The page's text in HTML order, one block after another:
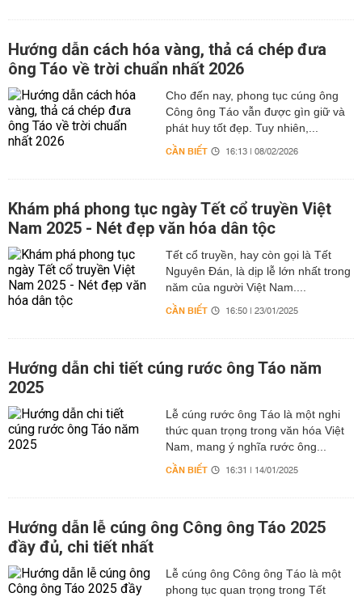
Hướng dẫn cách hóa vàng, thả cá chép đưa
ông Táo về trời chuẩn nhất 2026
Cho đến nay, phong tục cúng ông
Công ông Táo vẫn được gìn giữ và
phát huy tốt đẹp. Tuy nhiên,...
CẦN BIẾT 16:13 | 08/02/2026
Khám phá phong tục ngày Tết cổ truyền Việt
Nam 2025 - Nét đẹp văn hóa dân tộc
Tết cổ truyền, hay còn gọi là Tết
Nguyên Đán, là dịp lễ lớn nhất trong
năm của người Việt Nam....
CẦN BIẾT 16:50 | 23/01/2025
Hướng dẫn chi tiết cúng rước ông Táo năm
2025
Lễ cúng rước ông Táo là một nghi
thức quan trọng trong văn hóa Việt
Nam, mang ý nghĩa rước ông...
CẦN BIẾT 16:31 | 14/01/2025
Hướng dẫn lễ cúng ông Công ông Táo 2025
đầy đủ, chi tiết nhất
Lễ cúng ông Công ông Táo là một
phong tục quan trọng trong Tết